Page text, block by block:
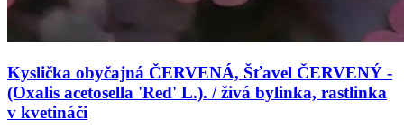
Kyslička obyčajná ČERVENÁ, Šťavel ČERVENÝ -
(Oxalis acetosella 'Red' L.). / živá bylinka, rastlinka
v kvetináči